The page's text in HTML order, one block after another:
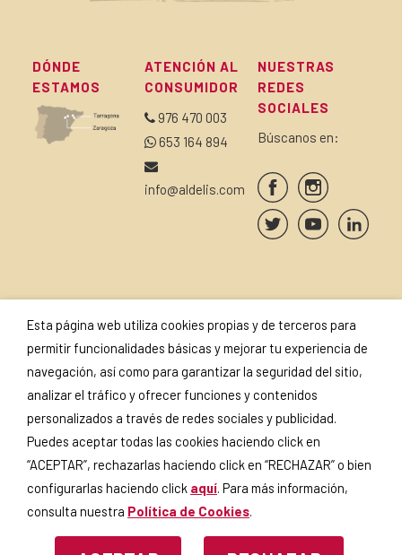
DÓNDE
ESTAMOS
ATENCIÓN AL
CONSUMIDOR
976 470 003
653 164 894
info@aldelis.com
NUESTRAS
REDES
SOCIALES
Búscanos en:
NEWSLETTER
Si continúas, aceptas lapolítica
de privacidad.
CERTIFICADOS
Esta página web utiliza cookies propias y de terceros para
permitir funcionalidades básicas y mejorar tu experiencia de
navegación, así como para garantizar la seguridad del sitio,
analizar el tráfico y ofrecer funciones y contenidos
personalizados a través de redes sociales y publicidad.
Puedes aceptar todas las cookies haciendo click en
“ACEPTAR”, rechazarlas haciendo click en “RECHAZAR” o bien
configurarlas haciendo click aquí. Para más información,
consulta nuestra Política de Cookies.